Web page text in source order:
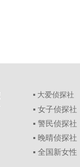
▪ 大爱侦探社
▪ 女子侦探社
▪ 警民侦探社
▪ 晚晴侦探社
▪ 全国新女性